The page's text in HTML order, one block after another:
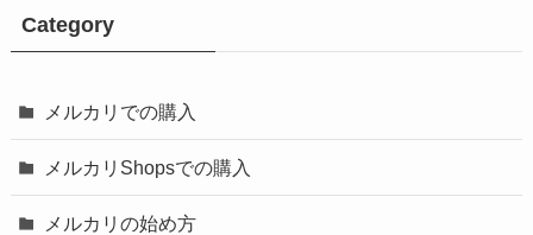
Category
メルカリでの購入
メルカリShopsでの購入
メルカリの始め方